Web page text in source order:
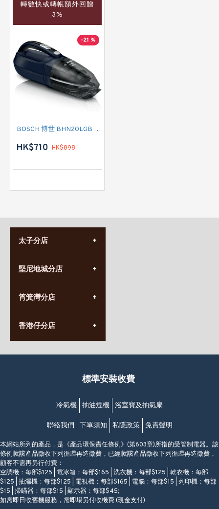
轉數快或轉帳額外回贈
3%
-21 %
BOSCH 博世 BHN20LGB 手提無線吸塵機
HK$710 HK$898
太子分店
營業時間:
九龍太子太子道西141號
堅尼地城分店
營業時間:
香港堅尼地城卑路乍街
(堅尼地城地鐵站B出口)
筲箕灣分店
營業時間:
(10:00am-20:30pm)
香港仔分店
營業時間:
香港香港仔成都道20-28號
(黃竹坑地鐵站轉4M專線小巴)
標準安裝收費
冷氣機 抽油煙機 浴室寶及抽氣扇
聯絡我們 下單須知 私隱政策 免責聲明
本網站所列的產品，是《產品環保責任條例》(第603章)所指的受管制電器。該
條例就該產品徵收下列循環再造徵費，已經就該產品徵收下列循環再造徵費，
顧客不需再另行付費：
空調機：每部$125 | 電冰箱：每部$165 | 洗衣機：每部$125 | 乾衣機：每部
$125 | 抽濕機：每部$125 | 電視機：每部$165 | 電腦：每部$15 | 列印機：每部
$15 | 掃瞄器：每部$15 | 顯示器：每部$45;
如需即日收舊機服務，需即場另付收機費 (現金支付)